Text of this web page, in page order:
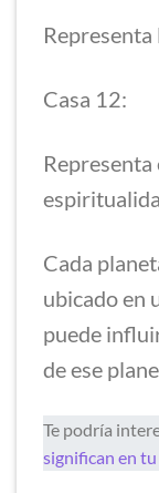
Representa
Casa 12:
Representa
Cada
ubicado en
puede
de ese
Te podría
significan en